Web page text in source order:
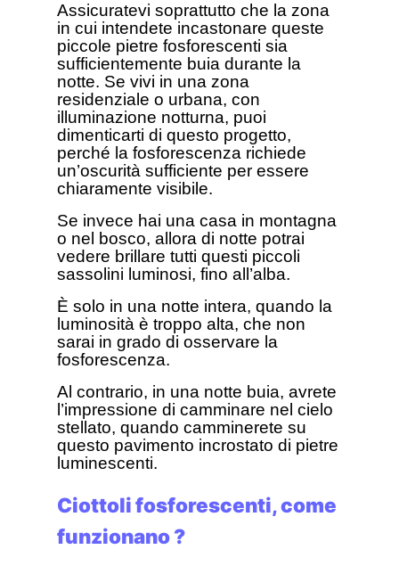
Assicuratevi soprattutto che la zona
in cui intendete incastonare queste
piccole pietre fosforescenti sia
sufficientemente buia durante la
notte. Se vivi in una zona
residenziale o urbana, con
illuminazione notturna, puoi
dimenticarti di questo progetto,
perché la fosforescenza richiede
un’oscurità sufficiente per essere
chiaramente visibile.
Se invece hai una casa in montagna
o nel bosco, allora di notte potrai
vedere brillare tutti questi piccoli
sassolini luminosi, fino all’alba.
È solo in una notte intera, quando la
luminosità è troppo alta, che non
sarai in grado di osservare la
fosforescenza.
Al contrario, in una notte buia, avrete
l’impressione di camminare nel cielo
stellato, quando camminerete su
questo pavimento incrostato di pietre
luminescenti.
Ciottoli fosforescenti, come
funzionano ?